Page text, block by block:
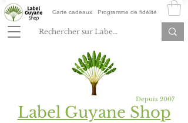
Carte cadeaux Programme de fidélité
Depuis 2007
Label Guyane Shop